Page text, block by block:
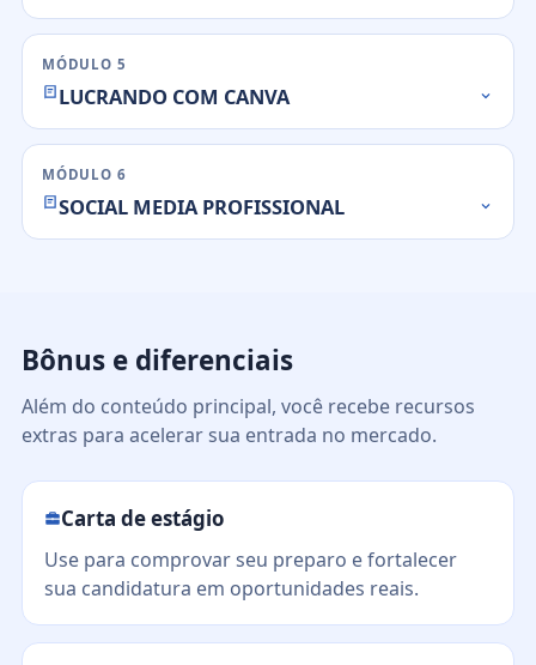
MÓDULO 5
LUCRANDO COM CANVA
MÓDULO 6
SOCIAL MEDIA PROFISSIONAL
Bônus e diferenciais
Além do conteúdo principal, você recebe recursos
extras para acelerar sua entrada no mercado.
Carta de estágio
Use para comprovar seu preparo e fortalecer
sua candidatura em oportunidades reais.